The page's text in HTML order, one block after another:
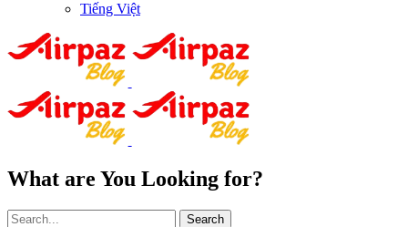
Tiếng Việt
What are You Looking for?
Search